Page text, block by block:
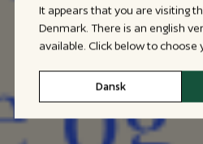
It appears that you are visiting
Denmark. There is an english
available. Click below to choose
Dansk